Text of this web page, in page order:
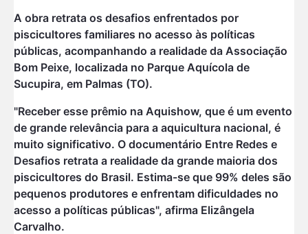
A obra retrata os desafios enfrentados por
piscicultores familiares no acesso às políticas
públicas, acompanhando a realidade da Associação
Bom Peixe, localizada no Parque Aquícola de
Sucupira, em Palmas (TO).
"Receber esse prêmio na Aquishow, que é um evento
de grande relevância para a aquicultura nacional, é
muito significativo. O documentário Entre Redes e
Desafios retrata a realidade da grande maioria dos
piscicultores do Brasil. Estima-se que 99% deles são
pequenos produtores e enfrentam dificuldades no
acesso a políticas públicas", afirma Elizângela
Carvalho.